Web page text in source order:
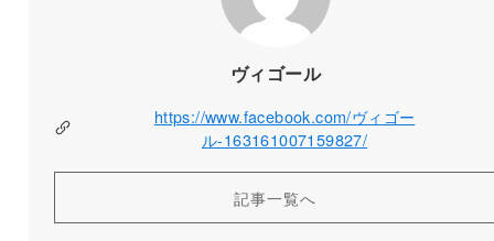
ヴィゴール
https://www.facebook.com/ヴィゴー
ル-163161007159827/
記事一覧へ